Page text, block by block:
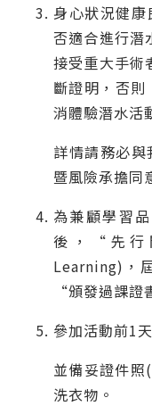
身心狀況健
否適合進行潛
接受重大手術
斷證明，否
消體驗潛水活
詳情請務必
暨風險承擔同
為兼顧學習
後，“先行
Learning)，
“頒發過課證
參加活動前1
並備妥證件
洗衣物。